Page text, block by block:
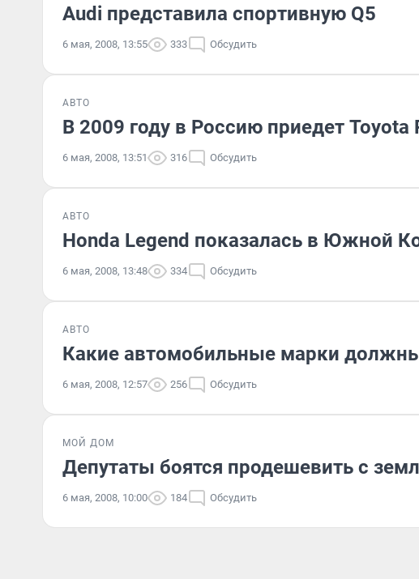
Audi представила спортивную Q5
6 мая, 2008, 13:55 333 Обсудить
АВТО
В 2009 году в Россию приедет Toyota
6 мая, 2008, 13:51 316 Обсудить
АВТО
Honda Legend показалась в Южной
6 мая, 2008, 13:48 334 Обсудить
АВТО
Какие автомобильные марки
6 мая, 2008, 12:57 256 Обсудить
МОЙ ДОМ
Депутаты боятся продешевить с
6 мая, 2008, 10:00 184 Обсудить